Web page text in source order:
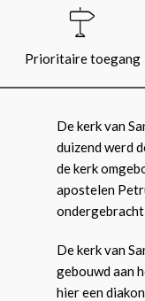
Prioritaire toegang
De kerk van
duizend werd
de kerk
apostelen
ondergebracht
De kerk van
gebouwd aan
hier een